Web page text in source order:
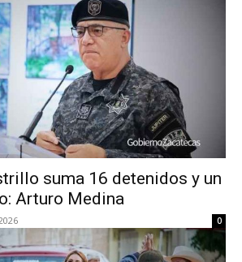
suma 16 detenidos y un
Arturo Medina
0